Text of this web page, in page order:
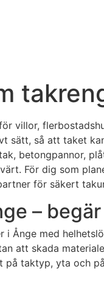
villor,
sätt, så att taket
betongpannor,
För dig som
för säkert
–
i Ånge med
att skada
på taktyp, yta och